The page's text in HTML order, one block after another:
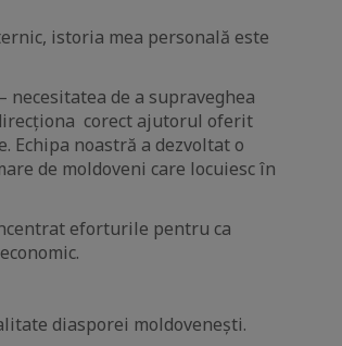
istoria mea personală este
de a supraveghea
corect ajutorul oferit
noastră a dezvoltat o
de moldoveni care locuiesc în
eforturile pentru ca
diasporei moldovenești.